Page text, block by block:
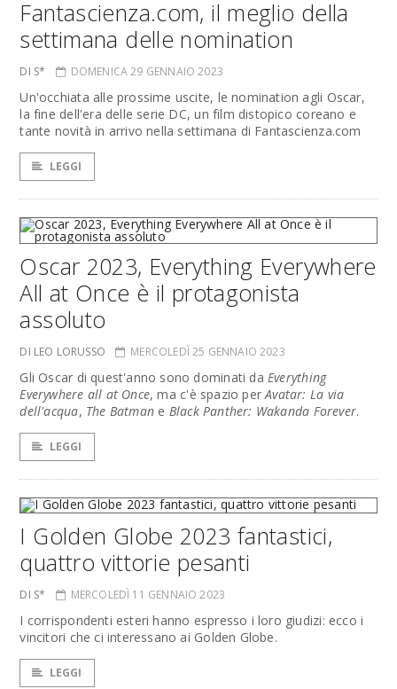
Fantascienza.com, il meglio della
settimana delle nomination
DI S* DOMENICA 29 GENNAIO 2023
Un'occhiata alle prossime uscite, le nomination agli Oscar,
la fine dell'era delle serie DC, un film distopico coreano e
tante novità in arrivo nella settimana di Fantascienza.com
LEGGI
Oscar 2023, Everything Everywhere
All at Once è il protagonista
assoluto
DI LEO LORUSSO MERCOLEDÌ 25 GENNAIO 2023
Gli Oscar di quest'anno sono dominati daEverything
Everywhere all at Once, ma c'è spazio perAvatar: La via
dell'acqua, The Batman e Black Panther: Wakanda Forever.
LEGGI
I Golden Globe 2023 fantastici,
quattro vittorie pesanti
DI S* MERCOLEDÌ 11 GENNAIO 2023
I corrispondenti esteri hanno espresso i loro giudizi: ecco i
vincitori che ci interessano ai Golden Globe.
LEGGI